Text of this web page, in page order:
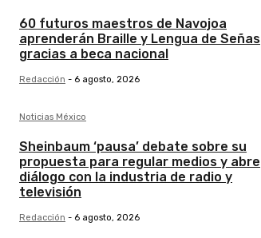
60 futuros maestros de Navojoa
aprenderán Braille y Lengua de Señas
gracias a beca nacional
Redacción - 6 agosto, 2026
Noticias México
Sheinbaum ‘pausa’ debate sobre su
propuesta para regular medios y abre
diálogo con la industria de radio y
televisión
Redacción - 6 agosto, 2026